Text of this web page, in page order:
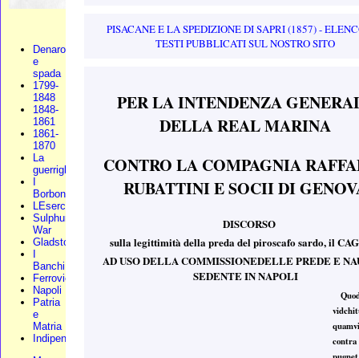
Denaro
e
spada
1799-
1848
1848-
1861
1861-
1870
La
guerriglia
Borbone
LEsercito
Sulphur
War
Gladstone
Banchi
Ferrovie
Napoli
Patria
e
Matria
Indipendenza
PISACANE E LA SPEDIZIONE DI SAPRI (1857) -
TESTI PUBBLICATI SUL NOSTRO SITO
PER LA INTENDENZA
DELLA REAL MARINA
CONTRO LA COMPAGNIA
RUBATTINI E SOCII DI
DISCORSO
sulla legittimità della preda del piroscafo sardo, il
AD USO DELLA COMMISSIONEDELLE PREDE E
SEDENTE IN NAPOLI
contra